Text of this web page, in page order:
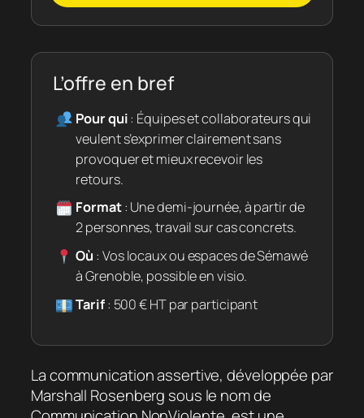
L’offre en bref
Pour qui: Équipes et collaborateurs qui
veulent s’exprimer clairement sans
provoquer et mieux recevoir les
retours.
Format: Une demi-journée, à partir de
2 personnes, travail sur cas concrets.
Où : Vos locaux ou espaces de Sémawé
à Grenoble, possible en visio.
Tarif: 500 € HT par participant
La communication assertive, développée par
Marshall Rosenberg sous le nom de